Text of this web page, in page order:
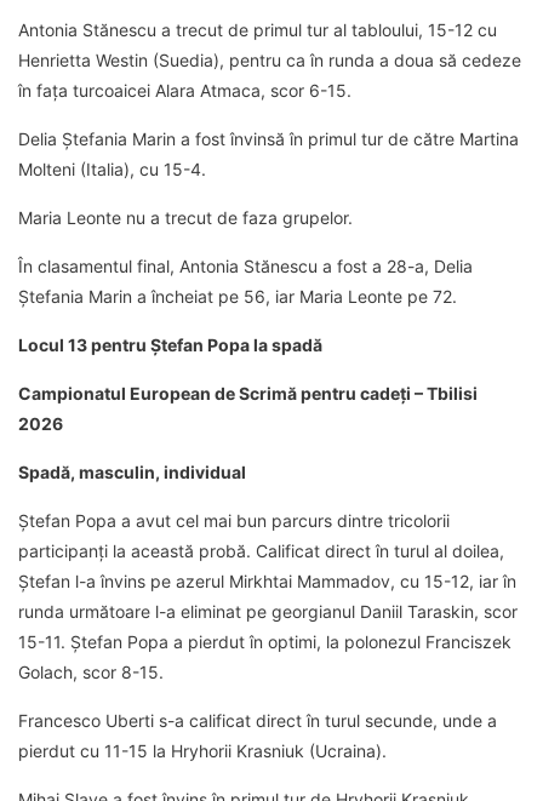
Antonia Stănescu a trecut de primul tur al tabloului, 15-12 cu
Henrietta Westin (Suedia), pentru ca în runda a doua să cedeze
în fața turcoaicei Alara Atmaca, scor 6-15.
Delia Ștefania Marin a fost învinsă în primul tur de către Martina
Molteni (Italia), cu 15-4.
Maria Leonte nu a trecut de faza grupelor.
În clasamentul final, Antonia Stănescu a fost a 28-a, Delia
Ștefania Marin a încheiat pe 56, iar Maria Leonte pe 72.
Locul 13 pentru Ștefan Popa la spadă
Campionatul European de Scrimă pentru cadeți – Tbilisi
2026
Spadă, masculin, individual
Ștefan Popa a avut cel mai bun parcurs dintre tricolorii
participanți la această probă. Calificat direct în turul al doilea,
Ștefan l-a învins pe azerul Mirkhtai Mammadov, cu 15-12, iar în
runda următoare l-a eliminat pe georgianul Daniil Taraskin, scor
15-11. Ștefan Popa a pierdut în optimi, la polonezul Franciszek
Golach, scor 8-15.
Francesco Uberti s-a calificat direct în turul secunde, unde a
pierdut cu 11-15 la Hryhorii Krasniuk (Ucraina).